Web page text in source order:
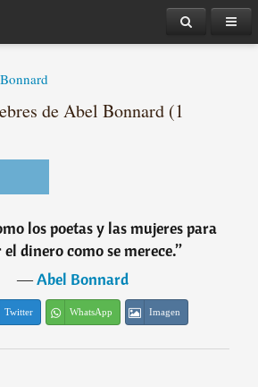
de Abel Bonnard (1
los poetas y las mujeres para
dinero como se merece.”
―Abel Bonnard
Twitter WhatsApp Imagen